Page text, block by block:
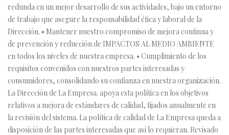
redunda en un mejor desarrollo de sus actividades, bajo un entorno
de trabajo que asegure la responsabilidad ética y laboral de la
Dirección. • Mantener nuestro compromiso de mejora continua y
de prevención y reducción de IMPACTOS AL MEDIO AMBIENTE
en todos los niveles de nuestra empresa. • Cumplimiento de los
requisitos convenidos con nuestros partes interesadas y
consumidores, consolidando su confianza en nuestra organización.
La Dirección de La Empresa. apoya esta política en los objetivos
relativos a mejora de estándares de calidad, fijados anualmente en
la revisión del sistema. La política de calidad de La Empresa queda a
disposición de las partes interesadas que así lo requieran. Revisado